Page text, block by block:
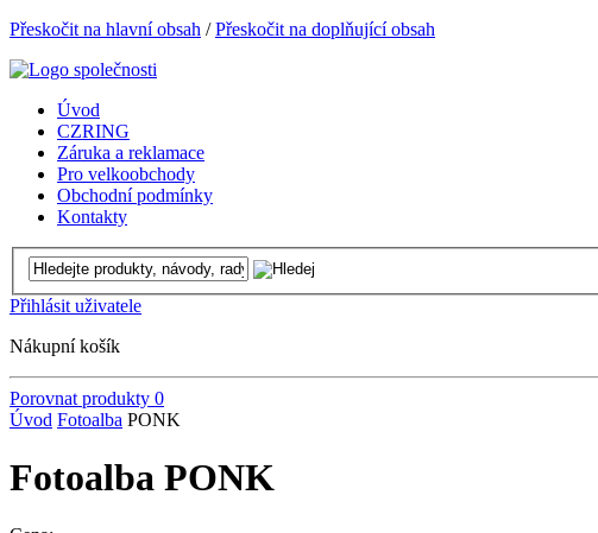
Přeskočit na hlavní obsah /Přeskočit na doplňující obsah
Úvod
CZRING
Záruka a reklamace
Pro velkoobchody
Obchodní podmínky
Kontakty
Přihlásit uživatele
Nákupní košík
Porovnat produkty 0
Úvod Fotoalba PONK
Fotoalba PONK